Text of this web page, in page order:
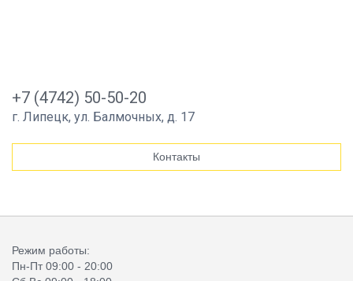
+7 (4742) 50-50-20
г. Липецк, ул. Балмочных, д. 17
Контакты
Режим работы:
Пн-Пт 09:00 - 20:00